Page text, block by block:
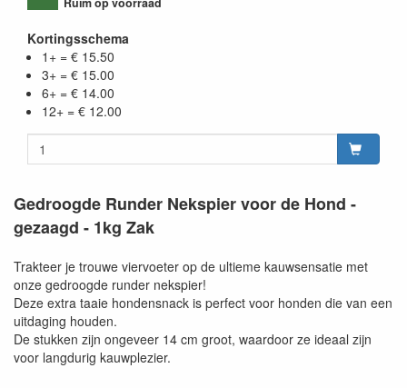
Kortingsschema
1+ = € 15.50
3+ = € 15.00
6+ = € 14.00
12+ = € 12.00
Gedroogde Runder Nekspier voor de Hond -
gezaagd - 1kg Zak
Trakteer je trouwe viervoeter op de ultieme kauwsensatie met
onze gedroogde runder nekspier!
Deze extra taaie hondensnack is perfect voor honden die van een
uitdaging houden.
De stukken zijn ongeveer 14 cm groot, waardoor ze ideaal zijn
voor langdurig kauwplezier.